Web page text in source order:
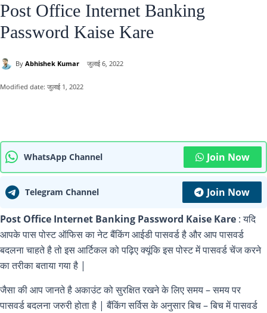
Post Office Internet Banking
Password Kaise Kare
By Abhishek Kumar जुलाई 6, 2022
Modified date: जुलाई 1, 2022
WhatsApp Channel Join Now
Telegram Channel Join Now
Post Office Internet Banking Password Kaise Kare : यदि
आपके पास पोस्ट ऑफिस का नेट बैंकिंग आईडी पासवर्ड है और आप पासवर्ड
बदलना चाहते है तो इस आर्टिकल को पढ़िए क्यूंकि इस पोस्ट में पासवर्ड चेंज करने
का तरीका बताया गया है |
जैसा की आप जानते है अकाउंट को सुरक्षित रखने के लिए समय – समय पर
पासवर्ड बदलना जरुरी होता है | बैंकिंग सर्विस के अनुसार बिच – बिच में पासवर्ड